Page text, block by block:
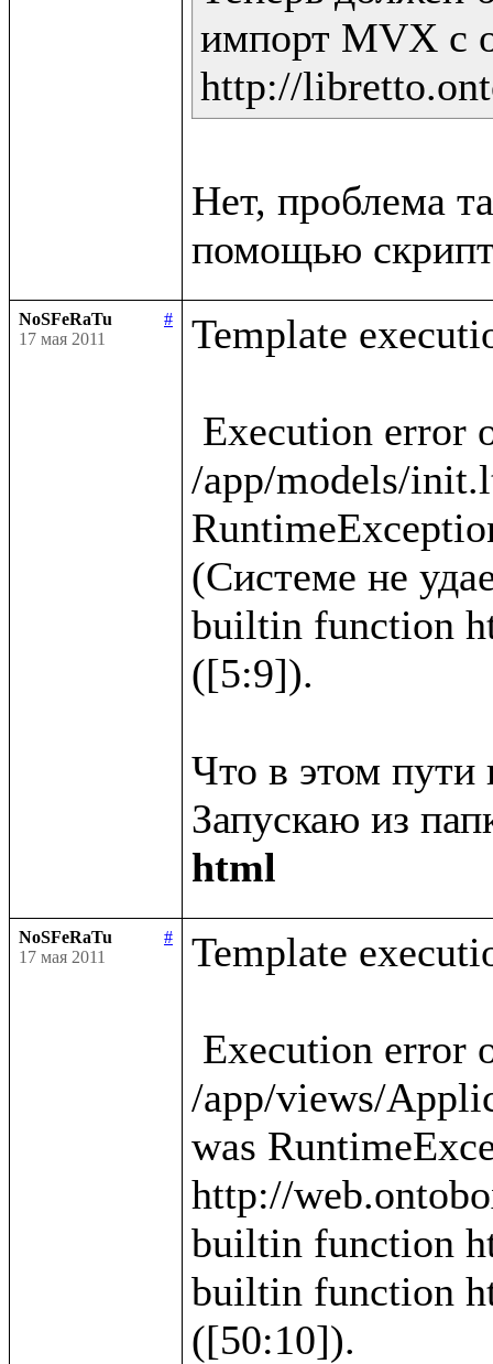
импорт MVX с
Нет, проблема
NoSFeRaTu
#
17 мая 2011
Template
/app/models/
(Системе не
builtin function
([5:9]).
Что в этом пути
Запускаю из
html
NoSFeRaTu
#
17 мая 2011
Template
/app/views/
was
http://
builtin function
builtin function
([50:10]).